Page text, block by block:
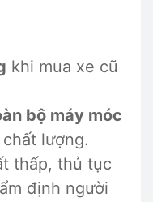
khi mua xe cũ
bộ máy móc
lượng.
thấp, thủ tục
định người